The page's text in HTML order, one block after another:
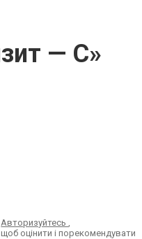
— С»
Авторизуйтесь,
щоб оцінити і порекомендувати